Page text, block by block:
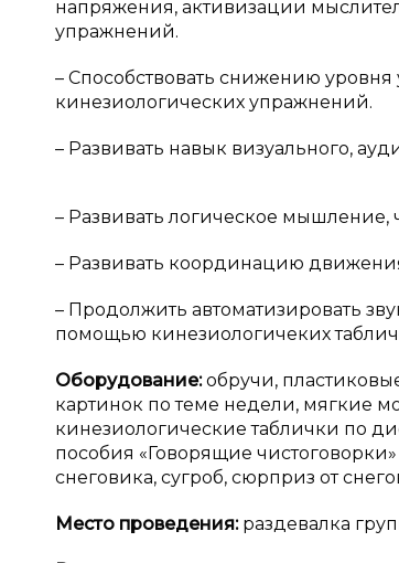
напряжения, активизации
упражнений.
– Способствовать снижению
кинезиологических упражнений.
– Развивать навык визуального,
– Развивать логическое мышление,
– Развивать координацию
– Продолжить автоматизировать
помощью кинезиологичеких
Оборудование:обручи,
картинок по теме недели, мягкие
кинезиологические таблички по
пособия «Говорящие
снеговика, сугроб, сюрприз от
Место проведения: раздевалка